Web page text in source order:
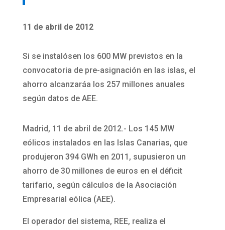
11 de abril de 2012
Si se instalósen los 600 MW previstos en la
convocatoria de pre-asignación en las islas, el
ahorro alcanzaráa los 257 millones anuales
según datos de AEE.
Madrid, 11 de abril de 2012.- Los 145 MW
eólicos instalados en las Islas Canarias, que
produjeron 394 GWh en 2011, supusieron un
ahorro de 30 millones de euros en el déficit
tarifario, según cálculos de la Asociación
Empresarial eólica (AEE).
El operador del sistema, REE, realiza el